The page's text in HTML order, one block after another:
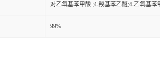
对乙氧基苯甲酸 ;4-羧基苯乙醚;4-乙氧基
99%